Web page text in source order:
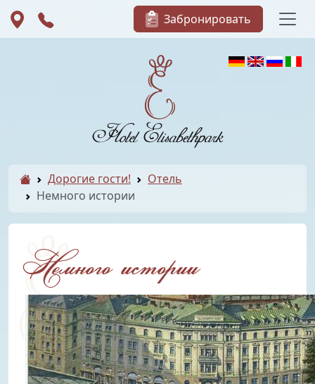
Забронировать
Дорогие гости!
Отель
Немного истории
Немного истории